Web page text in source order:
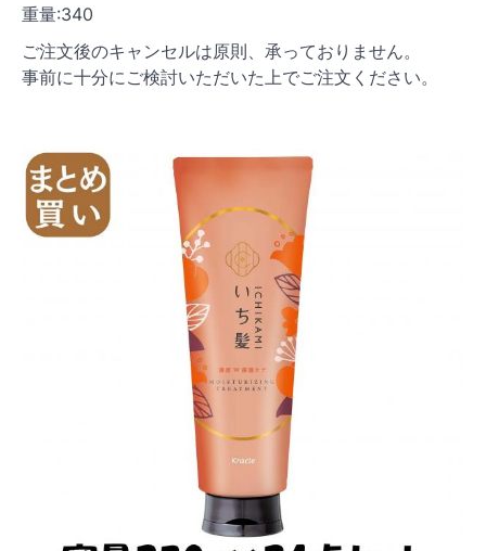
重量:340
ご注文後のキャンセルは原則、承っておりません。
事前に十分にご検討いただいた上でご注文ください。